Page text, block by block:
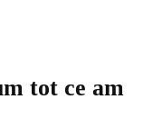
tot ce am